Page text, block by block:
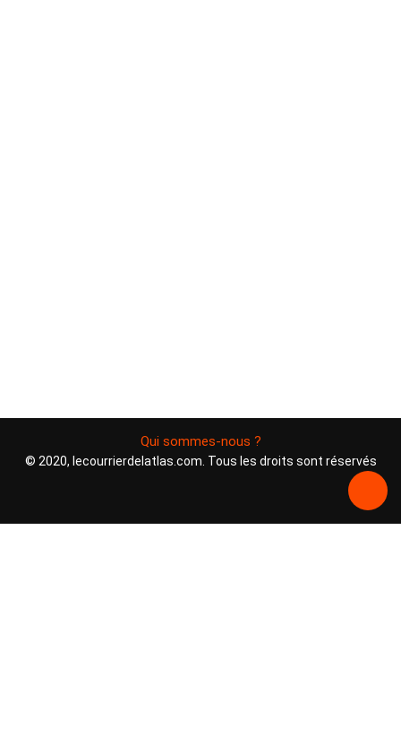
Qui sommes-nous ?
© 2020, lecourrierdelatlas.com. Tous les droits sont réservés